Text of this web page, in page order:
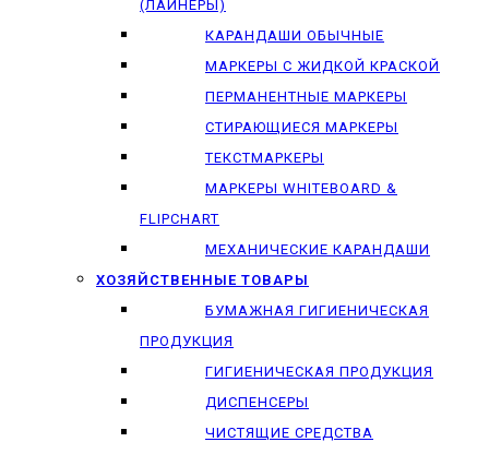
(ЛАЙНЕРЫ)
КАРАНДАШИ ОБЫЧНЫЕ
МАРКЕРЫ C ЖИДКОЙ КРАСКОЙ
ПЕРМАНЕНТНЫЕ МАРКЕРЫ
СТИРАЮЩИЕСЯ МАРКЕРЫ
ТЕКСТМАРКЕРЫ
МАРКЕРЫ WHITEBOARD &
FLIPCHART
МЕХАНИЧЕСКИЕ КАРАНДАШИ
ХОЗЯЙСТВЕННЫЕ ТОВАРЫ
БУМАЖНАЯ ГИГИЕНИЧЕСКАЯ
ПРОДУКЦИЯ
ГИГИЕНИЧЕСКАЯ ПРОДУКЦИЯ
ДИСПЕНСЕРЫ
ЧИСТЯЩИЕ СРЕДСТВА